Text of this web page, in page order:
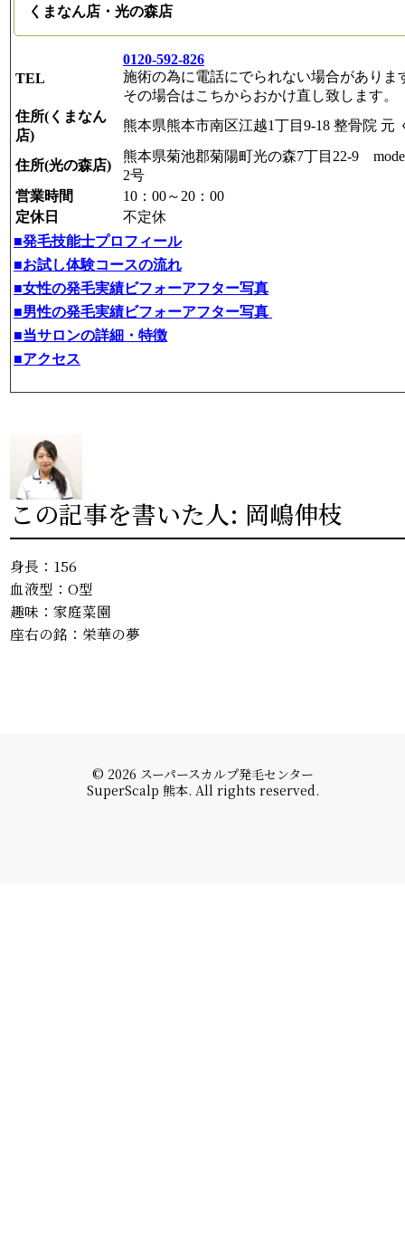
くまなん店・光の森店
TEL
0120-592-826
施術の為に電話にでられない場合がありま
その場合はこちからおかけ直し致します。
住所(くまなん
店)
熊本県熊本市南区江越1丁目9-18 整骨院 元
住所(光の森店)
熊本県菊池郡菊陽町光の森7丁目22-9
2号
営業時間
10：00～20：00
定休日
不定休
■発毛技能士プロフィール
■お試し体験コースの流れ
■女性の発毛実績ビフォーアフター写真
■男性の発毛実績ビフォーアフター写真
■当サロンの詳細・特徴
■アクセス
この記事を書いた人: 岡嶋伸枝
身長：156
血液型：O型
趣味：家庭菜園
座右の銘：栄華の夢
© 2026 スーパースカルプ発毛センター
SuperScalp 熊本. All rights reserved.